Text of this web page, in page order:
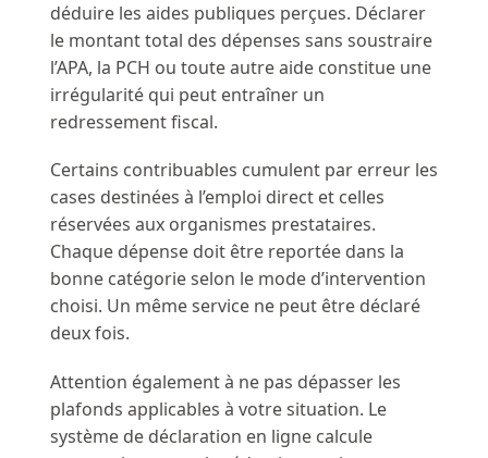
déduire les aides publiques perçues. Déclarer
le montant total des dépenses sans soustraire
l’APA, la PCH ou toute autre aide constitue une
irrégularité qui peut entraîner un
redressement fiscal.
Certains contribuables cumulent par erreur les
cases destinées à l’emploi direct et celles
réservées aux organismes prestataires.
Chaque dépense doit être reportée dans la
bonne catégorie selon le mode d’intervention
choisi. Un même service ne peut être déclaré
deux fois.
Attention également à ne pas dépasser les
plafonds applicables à votre situation. Le
système de déclaration en ligne calcule